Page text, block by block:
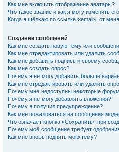
Как мне включить отображение аватары?
Что такое звание и как я могу изменить
Когда я щёлкаю по ссылке «email», от
Создание сообщений
Как мне создать новую тему или
Как мне отредактировать или удалить
Как мне добавить подпись к своему
Как мне создать опрос?
Почему я не могу добавить больше
Как мне отредактировать или удалить
Почему мне недоступны некоторые
Почему я не могу добавлять вложения?
Почему я получил предупреждение?
Как мне пожаловаться на сообщения
Что означает кнопка «Сохранить» при
Почему моё сообщение требует
Как мне вновь поднять мою тему?